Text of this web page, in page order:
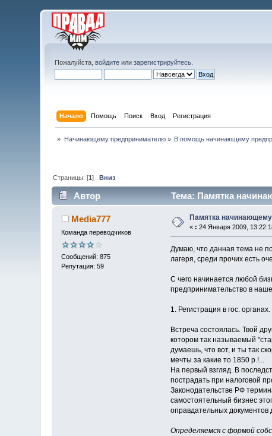
Пожалуйста,войдите илизарегистрируйтесь
Начало Помощь Поиск Вход Регистрация
» Начинающему предпринимателю» В помощь начинающему
Страницы: [1]Вниз
Автор Тема: Памятка
Media777
Команда переводчиков
Сообщений: 875
Репутация: 59
Памятка
« : 24 Января 2009,
Думаю, что данная тема не
лагеря, среди прочих есть
С чего начинается любой
предпринимательство в
1. Регистрация в гос.
Встреча состоялась. Твой
котором так называемый
думаешь, что вот, и ты так
мечты за какие то 1850 р.!...
На первый взгляд. В
пострадать при налоговой
Законодательстве РФ
самостоятельный бизнес
оправдательных документов
Определяемся с формой